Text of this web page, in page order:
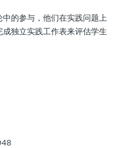
的参与，他们在实践问题上
成独立实践工作表来评估学生